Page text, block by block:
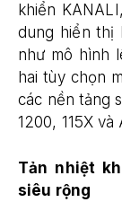
khiển
dung hiển thị
như mô hình
hai tùy chọn
các nền tảng
1200, 115X
Tản nhiệt
siêu rộng